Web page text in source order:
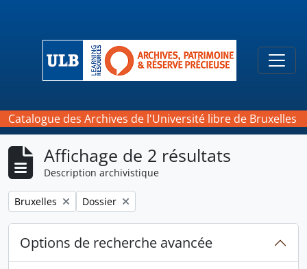
Catalogue des Archives de l'Université libre de Bruxelles
Affichage de 2 résultats
Description archivistique
Remove filter:
Bruxelles Remove filter:
Dossier
Options de recherche avancée